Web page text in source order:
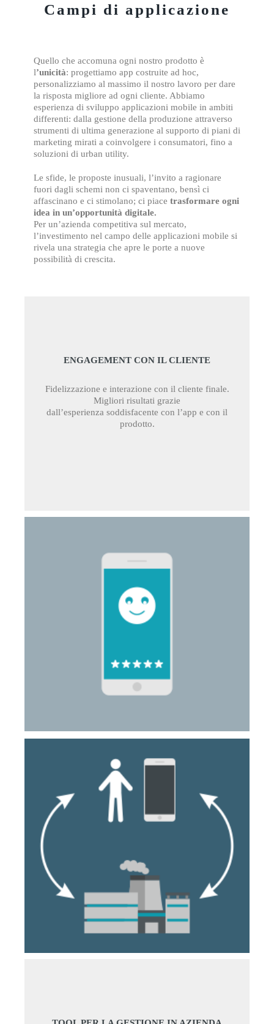
Campi di applicazione
Quello che accomuna ogni nostro prodotto è
l’unicità: progettiamo app costruite ad hoc,
personalizziamo al massimo il nostro lavoro per dare
la risposta migliore ad ogni cliente. Abbiamo
esperienza di sviluppo applicazioni mobile in ambiti
differenti: dalla gestione della produzione attraverso
strumenti di ultima generazione al supporto di piani di
marketing mirati a coinvolgere i consumatori, fino a
soluzioni di urban utility.
Le sfide, le proposte inusuali, l’invito a ragionare
fuori dagli schemi non ci spaventano, bensì ci
affascinano e ci stimolano; ci piace trasformare ogni
idea in un’opportunità digitale.
Per un’azienda competitiva sul mercato,
l’investimento nel campo delle applicazioni mobile si
rivela una strategia che apre le porte a nuove
possibilità di crescita.
ENGAGEMENT CON IL CLIENTE
Fidelizzazione e interazione con il cliente finale.
Migliori risultati grazie
dall’esperienza soddisfacente con l’app e con il
prodotto.